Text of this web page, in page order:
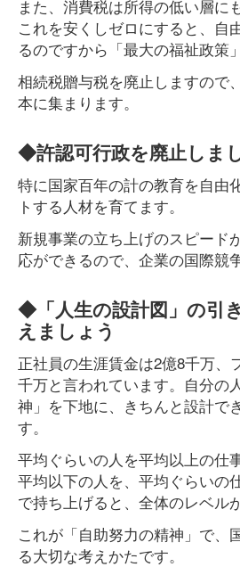
また、消費税は所得の低い層に
これを安くしゼロにすると、自
るのですから「最大の福祉政策
相続税贈与税を廃止しますので
本に集まります。
◆許認可行政を廃止しま
特に国家百年の計の教育を自由
トする人材を育てます。
新規事業の立ち上げのスピード
応ができるので、企業の国際競
◆「人生の設計図」の引
えましょう
正社員の生涯賃金は2億8千万、
千万と言われています。自分の
神」を下地に、きちんと設計で
す。
平均ぐらいの人を平均以上の仕
平均以下の人を、平均ぐらいの
で持ち上げると、全体のレベル
これが「自助努力の精神」で、
る大切な考えかたです。